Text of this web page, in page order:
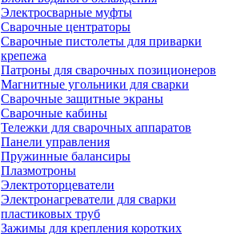
Электросварные муфты
Сварочные центраторы
Сварочные пистолеты для приварки
крепежа
Патроны для сварочных позиционеров
Магнитные угольники для сварки
Сварочные защитные экраны
Сварочные кабины
Тележки для сварочных аппаратов
Панели управления
Пружинные балансиры
Плазмотроны
Электроторцеватели
Электронагреватели для сварки
пластиковых труб
Зажимы для крепления коротких